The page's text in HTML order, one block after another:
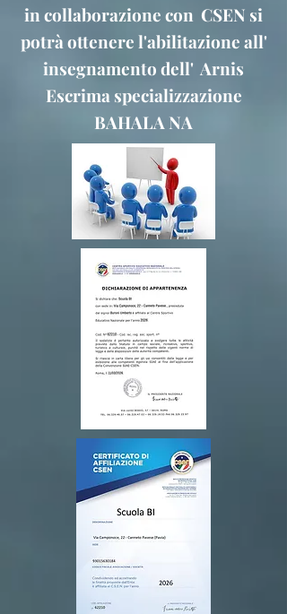
in collaborazione con CSEN si
potrà ottenere l'abilitazione all'
insegnamento dell' Arnis
Escrima specializzazione
BAHALA NA